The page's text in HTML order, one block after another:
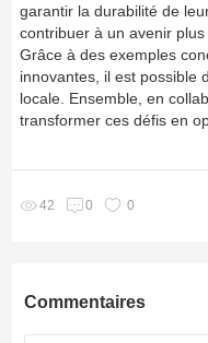
garantir la durabilité de
contribuer à un avenir
Grâce à des exemples
innovantes, il est possible
locale. Ensemble, en
transformer ces défis en
42 0 0
Commentaires